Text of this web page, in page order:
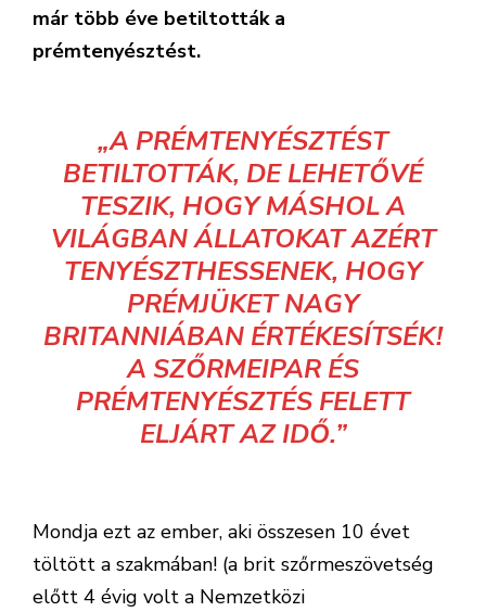
már több éve betiltották a
prémtenyésztést.
„A PRÉMTENYÉSZTÉST
BETILTOTTÁK, DE LEHETŐVÉ
TESZIK, HOGY MÁSHOL A
VILÁGBAN ÁLLATOKAT AZÉRT
TENYÉSZTHESSENEK, HOGY
PRÉMJÜKET NAGY
BRITANNIÁBAN ÉRTÉKESÍTSÉK!
A SZŐRMEIPAR ÉS
PRÉMTENYÉSZTÉS FELETT
ELJÁRT AZ IDŐ.”
Mondja ezt az ember, aki összesen 10 évet
töltött a szakmában! (a brit szőrmeszövetség
előtt 4 évig volt a Nemzetközi